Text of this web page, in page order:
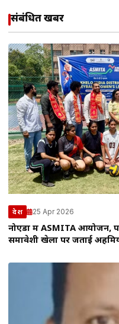
संबंधित खबरें
देश 25 Apr 2026
नोएडा में ASMITA आयोजन,
समावेशी खेलों पर जताई